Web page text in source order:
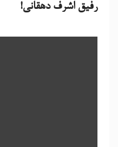
رفیق اشرف دهقانی!